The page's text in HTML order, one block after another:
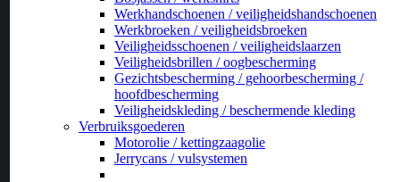
Werkhandschoenen / veiligheidshandschoenen
Werkbroeken / veiligheidsbroeken
Veiligheidsschoenen / veiligheidslaarzen
Veiligheidsbrillen / oogbescherming
Gezichtsbescherming / gehoorbescherming /
hoofdbescherming
Veiligheidskleding / beschermende kleding
Verbruiksgoederen
Motorolie / kettingzaagolie
Jerrycans / vulsystemen